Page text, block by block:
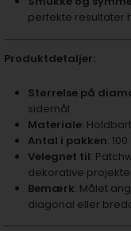
perfekte resultater
Produktdetaljer:
Størrelse på
sidemål
Materiale:
Antal i pakken:
Velegnet til:
dekorative
Bemærk: Målet
diagonal eller